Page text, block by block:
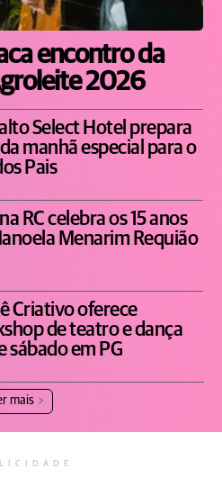
encontro da
2026
Select Hotel prepara
manhã especial para o
Pais
RC celebra os 15 anos
Menarim Requião
Criativo oferece
de teatro e dança
sábado em PG
mais